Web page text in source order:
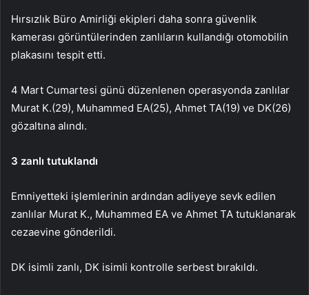
Hırsızlık Büro Amirliği ekipleri daha sonra güvenlik
kamerası görüntülerinden zanlıların kullandığı otomobilin
plakasını tespit etti.
4 Mart Cumartesi günü düzenlenen operasyonda zanlılar
Murat K.(29), Muhammed EA(25), Ahmet TA(19) ve DK(26)
gözaltına alındı.
3 zanlı tutuklandı
Emniyetteki işlemlerinin ardından adliyeye sevk edilen
zanlılar Murat K., Muhammed EA ve Ahmet TA tutuklanarak
cezaevine gönderildi.
DK isimli zanlı, DK isimli kontrolle serbest bırakıldı.